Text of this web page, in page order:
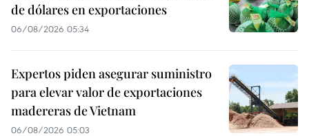
de dólares en exportaciones
06/08/2026 05:34
Expertos piden asegurar suministro
para elevar valor de exportaciones
madereras de Vietnam
06/08/2026 05:03